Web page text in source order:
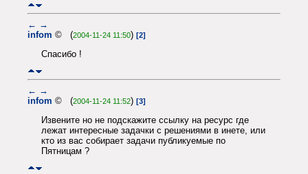
← →
infom © (2004-11-24 11:50) [2]
Спасибо !
← →
infom © (2004-11-24 11:52) [3]
Извените но не подскажите ссылку на ресурс где
лежат интересные задачки с решениями в инете, или
кто из вас собирает задачи публикуемые по
Пятницам ?